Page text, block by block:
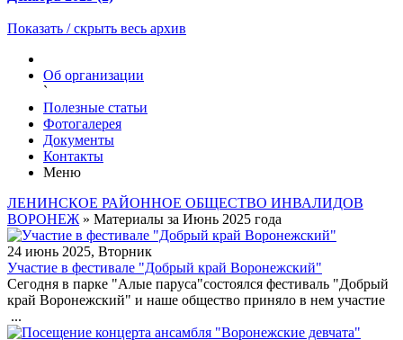
Показать / скрыть весь архив
Об организации
`
Полезные статьи
Фотогалерея
Документы
Контакты
Меню
ЛЕНИНСКОЕ РАЙОННОЕ ОБЩЕСТВО ИНВАЛИДОВ
ВОРОНЕЖ» Материалы за Июнь 2025 года
24 июнь 2025, Вторник
Участие в фестивале "Добрый край Воронежский"
Сегодня в парке "Алые паруса"состоялся фестиваль "Добрый
край Воронежский" и наше общество приняло в нем участие
...